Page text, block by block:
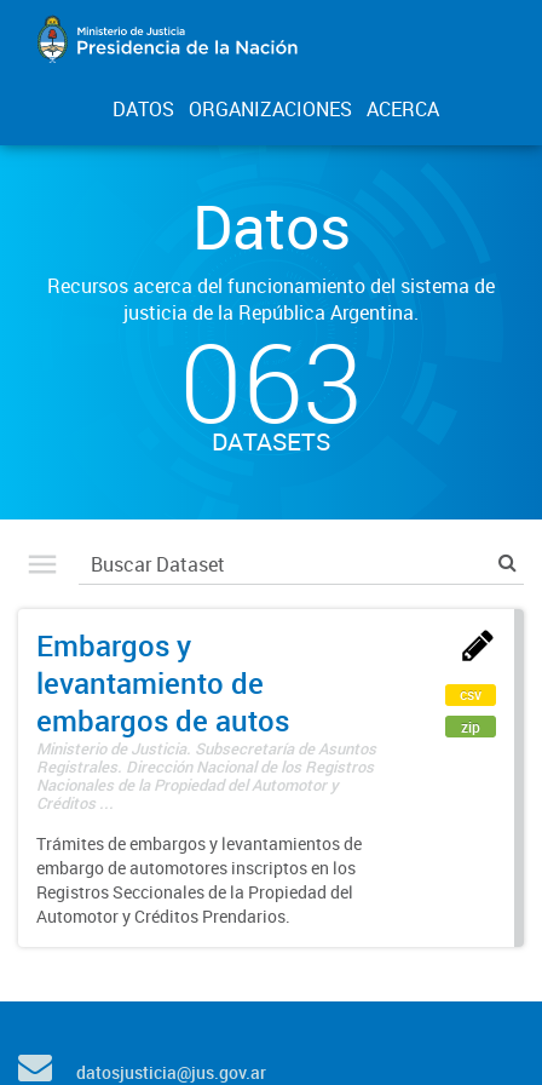
DATOS ORGANIZACIONES ACERCA
Datos
Recursos acerca del funcionamiento del sistema de
justicia de la República Argentina.
063
DATASETS
Embargos y
levantamiento de
embargos de autos
Ministerio de Justicia. Subsecretaría de Asuntos
Registrales. Dirección Nacional de los Registros
Nacionales de la Propiedad del Automotor y
Créditos ...
Trámites de embargos y levantamientos de
embargo de automotores inscriptos en los
Registros Seccionales de la Propiedad del
Automotor y Créditos Prendarios.
csv
zip
datosjusticia@jus.gov.ar